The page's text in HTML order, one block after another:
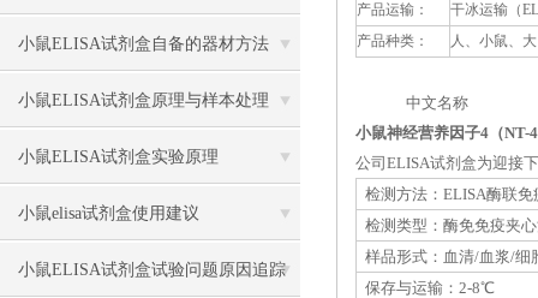
骤，以下有详细说明
小鼠ELISA试剂盒自备的器材方法
小鼠ELISA试剂盒原理与样本处理
小鼠ELISA试剂盒实验原理
小鼠elisa试剂盒使用建议
小鼠ELISA试剂盒试验问题原因追踪
产品运输：
干冰运输（
产品种类：
人、小鼠、
中文名称 英
小鼠神经营养因子4（NT-
公司ELISA试剂盒为迎接
检测方法：ELISA酶联免
检测类型：酶免免疫夹
样品形式：血清/血浆/细
保存与运输：2-8℃